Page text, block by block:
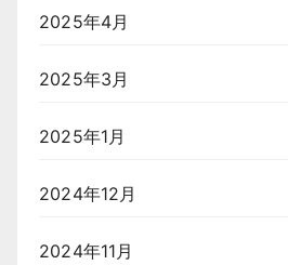
2025年4月
2025年3月
2025年1月
2024年12月
2024年11月